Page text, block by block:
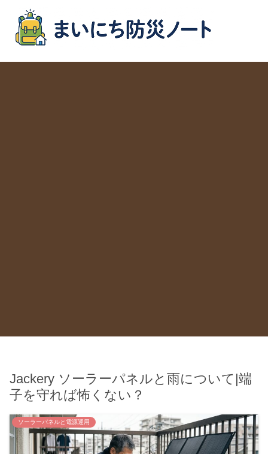
Jackery ソーラーパネルと雨について|端
子を守れば怖くない？
ソーラーパネルと電源運用